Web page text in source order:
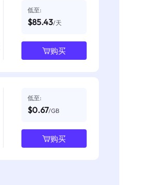
低至:
$85.43/天
购买
低至:
$0.67/GB
购买